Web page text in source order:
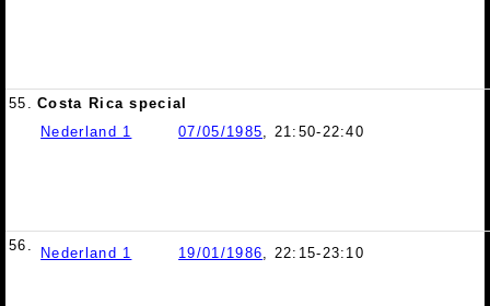
55. Costa Rica special
Nederland 1
07/05/1985, 21:50-22:40
56. Nederland 1 19/01/1986, 22:15-23:10